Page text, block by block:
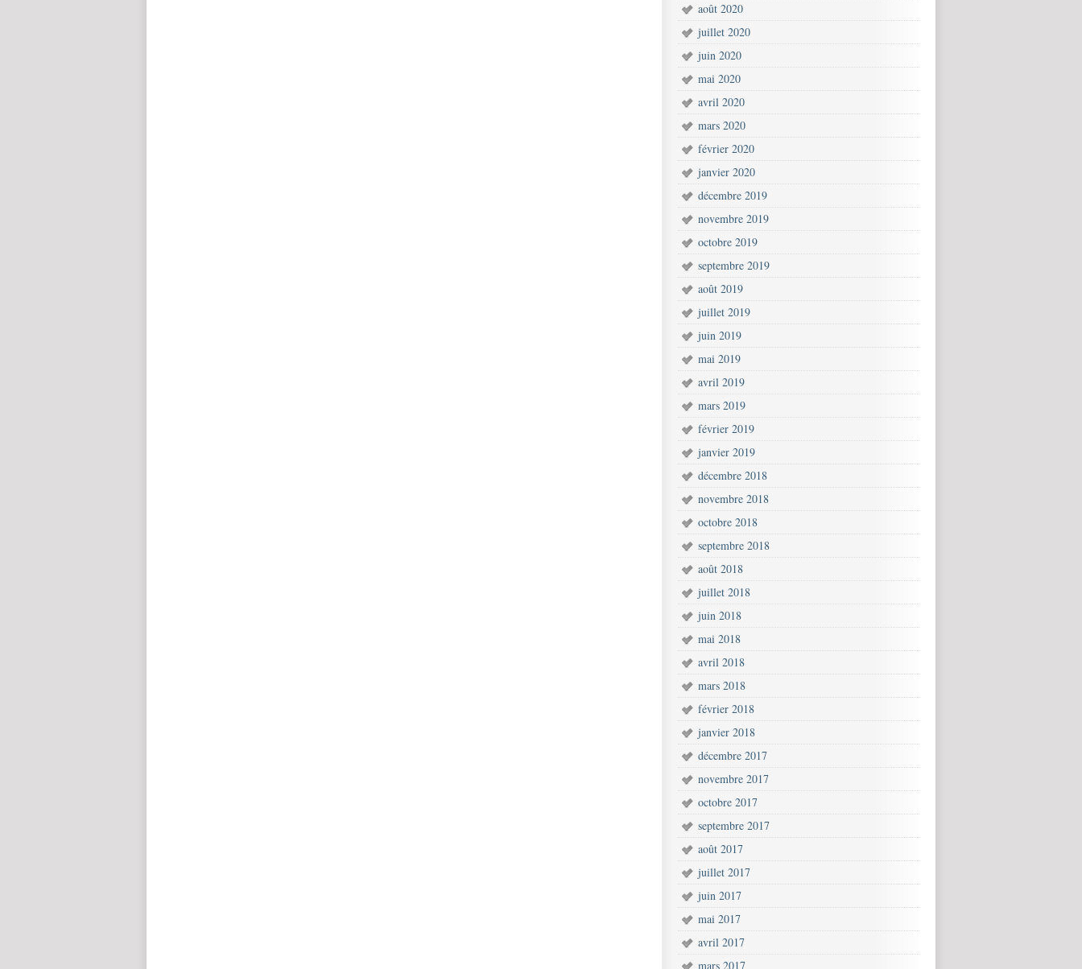
août 2020
juillet 2020
juin 2020
mai 2020
avril 2020
mars 2020
février 2020
janvier 2020
décembre 2019
novembre 2019
octobre 2019
septembre 2019
août 2019
juillet 2019
juin 2019
mai 2019
avril 2019
mars 2019
février 2019
janvier 2019
décembre 2018
novembre 2018
octobre 2018
septembre 2018
août 2018
juillet 2018
juin 2018
mai 2018
avril 2018
mars 2018
février 2018
janvier 2018
décembre 2017
novembre 2017
octobre 2017
septembre 2017
août 2017
juillet 2017
juin 2017
mai 2017
avril 2017
mars 2017